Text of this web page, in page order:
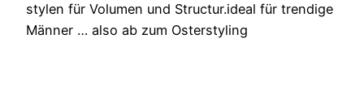
stylen für Volumen und Structur.ideal für trendige
Männer … also ab zum Osterstyling